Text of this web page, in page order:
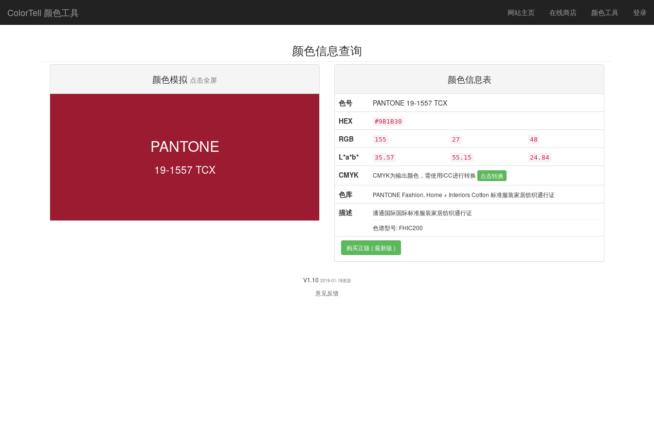
ColorTell 颜色工具 网站主页 在线商店 颜色工具(current)
登录
颜色信息查询
颜色模拟 点击全屏
PANTONE
19-1557 TCX
颜色信息表
色号
PANTONE 19-1557 TCX
HEX
#9B1B30
RGB 155 27 48
L*a*b* 35.57 55.15 24.84
CMYK CMYK为输出颜色，需使用iCC进行转换 点击转换
色库 PANTONE Fashion, Home + Interiors Cotton 标准服装家居纺织通行证
描述
潘通国际国际标准服装家居纺织通行证
色谱型号: FHIC200
购买正版 ( 最新版 )
V1.10 2019-01-18更新
意见反馈